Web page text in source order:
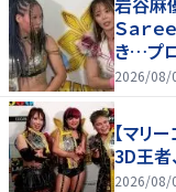
Ｓａｒ
き…プ
2026/08/
【マリ
3D王者
2026/08/